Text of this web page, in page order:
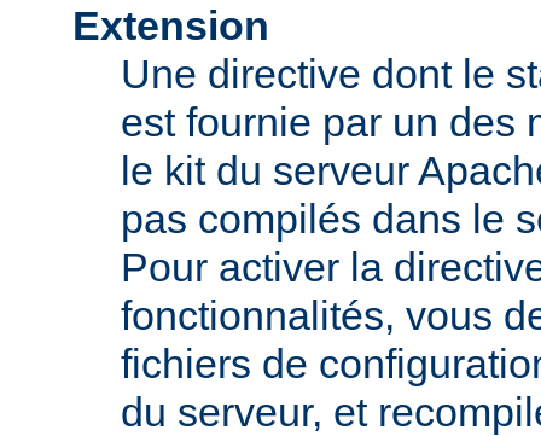
Extension
Une directive dont le
est fournie par un des
le kit du serveur
pas compilés dans le
Pour activer la
fonctionnalités, vous
fichiers de
du serveur, et